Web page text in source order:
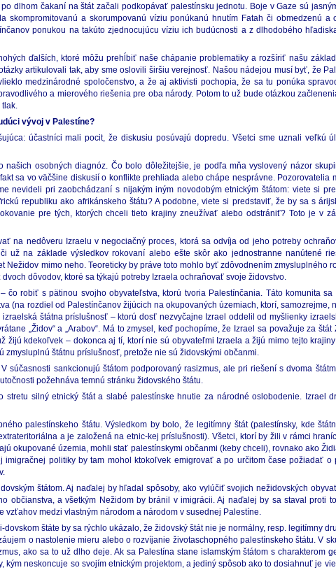
dlhom čakaní na štát začali podkopávať palestínsku jednotu. Boje v Gaze sú
a skorumpovanú víziu ponúkanú hnutím Fatah či obmedzenú a
ponukou na takúto zjednocujúcu víziu ich budúcnosti a z dlhodobého
ďalších, ktoré môžu prehĺbiť naše chápanie problematiky a rozšíriť našu
artikulovali tak, aby sme oslovili širšiu verejnosť. Našou nádejou musí byť, že
medzinárodné spoločenstvo, a že aj aktivisti pochopia, že sa tu ponúka
a mierového riešenia pre oba národy. Potom to už bude otázkou
tlak.
vývoj v Palestíne?
účastníci mali pocit, že diskusiu posúvajú dopredu. Všetci sme uznali veľkú
osobných diagnóz. Čo bolo dôležitejšie, je podľa mňa vyslovený názor
sa vo väčšine diskusií o konflikte prehliada alebo chápe nesprávne. Pozorovatelia
nevideli pri zaobchádzaní s nijakým iným novodobým etnickým štátom: viete si
republiku ako afrikánskeho štátu? A podobne, viete si predstaviť, že by sa s
pre tých, ktorých chceli tieto krajiny zneužívať alebo odstrániť? Toto je v
na nedôveru Izraelu v negociačný proces, ktorá sa odvíja od jeho potreby
na základe výsledkov rokovaní alebo ešte skôr ako jednostranne nanútené
mimo neho. Teoreticky by práve toto mohlo byť zdôvodnením zmysluplného
dôvodov, ktoré sa týkajú potreby Izraela ochraňovať svoje židovstvo.
robiť s pätinou svojho obyvateľstva, ktorú tvoria Palestínčania. Táto komunita
(na rozdiel od Palestínčanov žijúcich na okupovaných územiach, ktorí, samozrejme,
štátna príslušnosť – ktorú dosť nezvyčajne Izrael oddelil od myšlienky
„Židov“ a „Arabov“. Má to zmysel, keď pochopíme, že Izrael sa považuje za štát
kdekoľvek – dokonca aj tí, ktorí nie sú obyvateľmi Izraela a žijú mimo tejto
štátnu príslušnosť, pretože nie sú židovskými občanmi.
sankcionujú štátom podporovaný rasizmus, ale pri riešení s dvoma
požehnáva temnú stránku židovského štátu.
silný etnický štát a slabé palestínske hnutie za národné oslobodenie. Izrael
palestínskeho štátu. Výsledkom by bolo, že legitímny štát (palestínsky, kde
a je založená na etnic-kej príslušnosti). Všetci, ktorí by žili v rámci
okupované územia, mohli stať palestínskymi občanmi (keby chceli), rovnako ako
politiky by tam mohol ktokoľvek emigrovať a po určitom čase požiadať o
štátom. Aj naďalej by hľadal spôsoby, ako vylúčiť svojich nežidovských
a všetkým Nežidom by bránil v imigrácii. Aj naďalej by sa staval proti
medzi vlastným národom a národom v susednej Palestíne.
štáte by sa rýchlo ukázalo, že židovský štát nie je normálny, resp. legitímny
o nastolenie mieru alebo o rozvíjanie životaschopného palestínskeho štátu. V
ako sa to už dlho deje. Ak sa Palestína stane islamským štátom s charakterom
neskoncuje so svojím etnickým projektom, a jediný spôsob ako to dosiahnuť je